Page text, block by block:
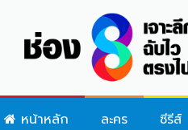
หน้าหลัก ละคร ซีรีส์